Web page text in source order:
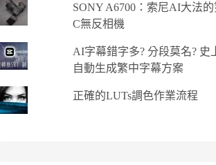
SONY A6700：索尼AI大法
C無反相機
AI字幕錯字多? 分段莫名? 史
自動生成繁中字幕方案
正確的LUTs調色作業流程